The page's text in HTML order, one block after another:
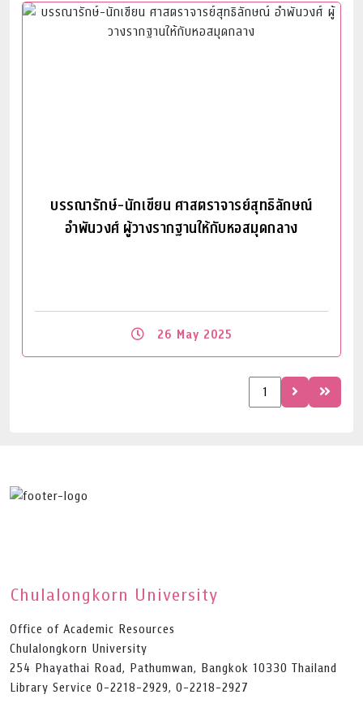
บรรณารักษ์-นักเขียน ศาสตราจารย์สุทธิลักษณ์
อำพันวงศ์ ผู้วางรากฐานให้กับหอสมุดกลาง
26 May 2025
Chulalongkorn University
Office of Academic Resources
Chulalongkorn University
254 Phayathai Road, Pathumwan, Bangkok 10330 Thailand
Library Service 0-2218-2929, 0-2218-2927